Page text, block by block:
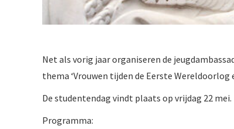
Net als vorig jaar organiseren de
thema ‘Vrouwen tijden de Eerste Wereldoorlog
De studentendag vindt plaats op vrijdag 22 mei.
Programma: